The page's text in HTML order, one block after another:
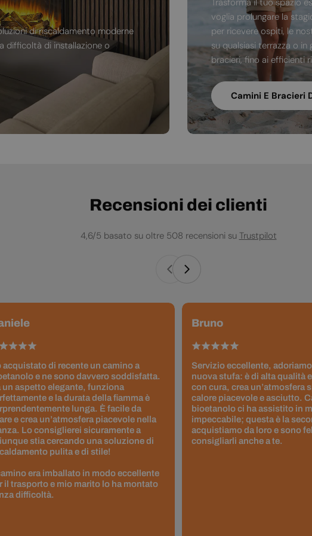
di riscaldamento moderne
difficoltà di installazione o
Trasforma il tuo spazio
voglia prolungare la
per ricevere ospiti, le
su qualsiasi terrazza o
bracieri, fino ai efficienti
Camini E Bracieri
Recensioni dei clienti
4,6/5 basato su oltre 508 recensioni su Trustpilot
acquistato di recente un camino a
e ne sono davvero soddisfatta.
un aspetto elegante, funziona
e la durata della fiamma è
lunga. È facile da
e crea un’atmosfera piacevole nella
Lo consiglierei sicuramente a
stia cercando una soluzione di
pulita e di stile!
era imballato in modo eccellente
il trasporto e mio marito lo ha montato
difficoltà.
Bruno
Servizio eccellente,
nuova stufa: è di alta qualità
con cura, crea un’atmosfera
calore piacevole e asciutto.
bioetanolo ci ha assistito in
impeccabile; questa è la
acquistiamo da loro e sono
consigliarli anche a te.